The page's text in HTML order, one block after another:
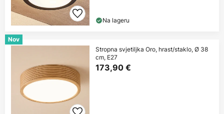
Na lageru
Nov
Stropna svjetiljka Oro, hrast/staklo, Ø 38
cm, E27
173,90 €